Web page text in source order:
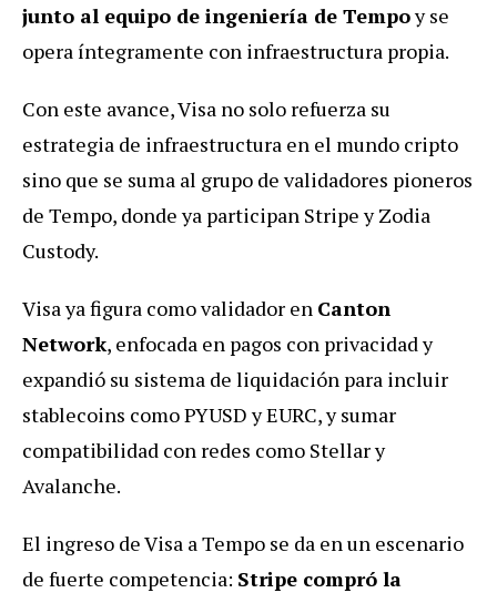
junto al equipo de ingeniería de Tempoy se
opera íntegramente con infraestructura propia.
Con este avance, Visa no solo refuerza su
estrategia de infraestructura en el mundo cripto
sino que se suma al grupo de validadores pioneros
de Tempo, donde ya participan Stripe y Zodia
Custody.
Visa ya figura como validador en Canton
Network, enfocada en pagos con privacidad y
expandió su sistema de liquidación para incluir
stablecoins como PYUSD y EURC, y sumar
compatibilidad con redes como Stellar y
Avalanche.
El ingreso de Visa a Tempo se da en un escenario
de fuerte competencia: Stripe compró la